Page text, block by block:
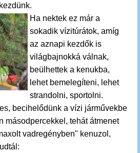
Ha nektek ez már a
sokadik vízitúrátok, amíg
az aznapi kezdők is
világbajnokká válnak,
beülhettek a kenukba,
lehet bemelegíteni, lehet
strandolni, sportolni.
becihelődünk a vízi járművekbe
másodpercekkel, tehát átmenet
vadregényben" kenuzol,